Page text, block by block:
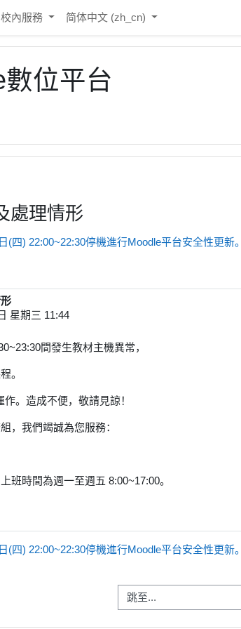
校內服務 简体中文 ‎(zh_cn)‎
位平台
處理情形
四) 22:00~22:30停機進行Moodle平台安全性更新。
星期三 11:44
間發生教材主機異常，
。
。造成不便，敬請見諒！
，我們竭誠為您服務：
班時間為週一至週五 8:00~17:00。
四) 22:00~22:30停機進行Moodle平台安全性更新。
跳至...